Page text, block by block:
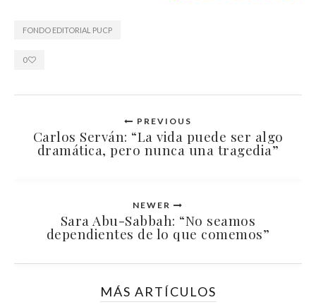
FONDO EDITORIAL PUCP
0
PREVIOUS
Carlos Serván: “La vida puede ser algo
dramática, pero nunca una tragedia”
NEWER
Sara Abu-Sabbah: “No seamos
dependientes de lo que comemos”
MÁS ARTÍCULOS